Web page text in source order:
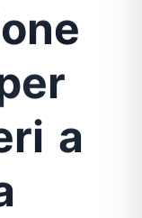
a